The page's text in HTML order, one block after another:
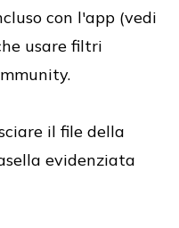
con l'app (vedi
usare filtri
il file della
evidenziata